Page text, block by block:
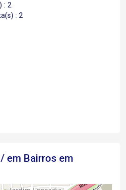
: 2
: 2
em Bairros em